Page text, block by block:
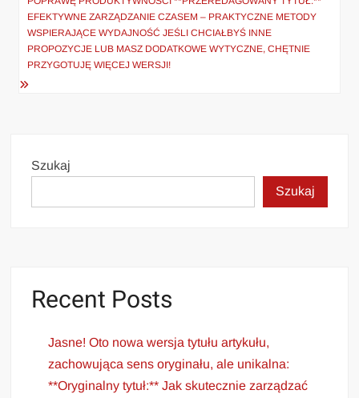
EFEKTYWNE ZARZĄDZANIE CZASEM – PRAKTYCZNE METODY
WSPIERAJĄCE WYDAJNOŚĆ JEŚLI CHCIAŁBYŚ INNE
PROPOZYCJE LUB MASZ DODATKOWE WYTYCZNE, CHĘTNIE
PRZYGOTUJĘ WIĘCEJ WERSJI!
Szukaj
Szukaj
Recent Posts
Jasne! Oto nowa wersja tytułu artykułu,
zachowująca sens oryginału, ale unikalna:
**Oryginalny tytuł:** Jak skutecznie zarządzać